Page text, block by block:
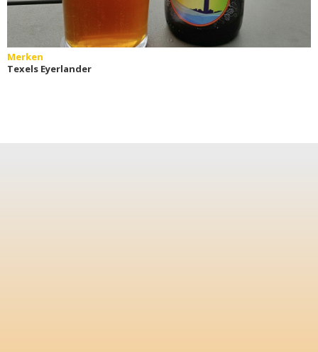
Merken
Texels Eyerlander